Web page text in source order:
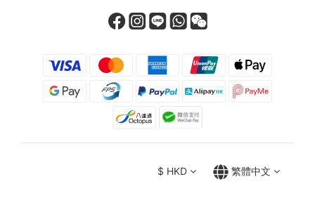
$ HKD 繁體中文